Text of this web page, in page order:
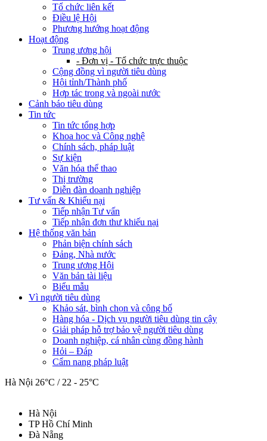
Tổ chức liên kết
Điều lệ Hội
Phương hướng hoạt động
Hoạt động
Trung ương hội
- Đơn vị - Tổ chức trực thuộc
Cộng đồng vì người tiêu dùng
Hội tỉnh/Thành phố
Hợp tác trong và ngoài nước
Cảnh báo tiêu dùng
Tin tức
Tin tức tổng hợp
Khoa học và Công nghệ
Chính sách, pháp luật
Sự kiện
Văn hóa thể thao
Thị trường
Diễn đàn doanh nghiệp
Tư vấn & Khiếu nại
Tiếp nhận Tư vấn
Tiếp nhận đơn thư khiếu nại
Hệ thống văn bản
Phản biện chính sách
Đảng, Nhà nước
Trung ương Hội
Văn bản tài liệu
Biểu mẫu
Vì người tiêu dùng
Khảo sát, bình chọn và công bố
Hàng hóa - Dịch vụ người tiêu dùng tin cậy
Giải pháp hỗ trợ bảo vệ người tiêu dùng
Doanh nghiệp, cá nhân cùng đồng hành
Hỏi – Đáp
Cẩm nang pháp luật
Hà Nội 26°C / 22 - 25°C
Hà Nội
TP Hồ Chí Minh
Đà Nẵng